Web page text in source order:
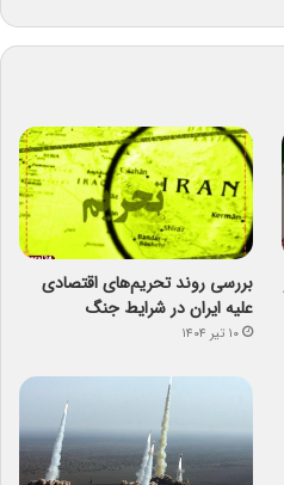
بررسی روند تحریم‌های اقتصادی
علیه ایران در شرایط جنگ
۱۰ تیر ۱۴۰۴